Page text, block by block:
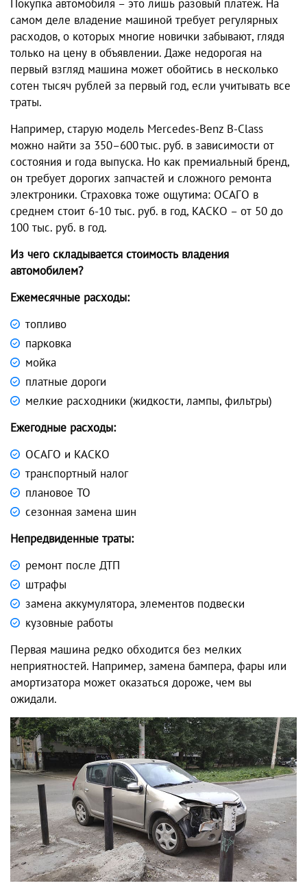
Покупка автомобиля – это лишь разовый платеж. На
самом деле владение машиной требует регулярных
расходов, о которых многие новички забывают, глядя
только на цену в объявлении. Даже недорогая на
первый взгляд машина может обойтись в несколько
сотен тысяч рублей за первый год, если учитывать все
траты.
Например, старую модель Mercedes-Benz B-Class
можно найти за 350–600 тыс. руб. в зависимости от
состояния и года выпуска. Но как премиальный бренд,
он требует дорогих запчастей и сложного ремонта
электроники. Страховка тоже ощутима: ОСАГО в
среднем стоит 6-10 тыс. руб. в год, КАСКО – от 50 до
100 тыс. руб. в год.
Из чего складывается стоимость владения
автомобилем?
Ежемесячные расходы:
топливо
парковка
мойка
платные дороги
мелкие расходники (жидкости, лампы, фильтры)
Ежегодные расходы:
ОСАГО и КАСКО
транспортный налог
плановое ТО
сезонная замена шин
Непредвиденные траты:
ремонт после ДТП
штрафы
замена аккумулятора, элементов подвески
кузовные работы
Первая машина редко обходится без мелких
неприятностей. Например, замена бампера, фары или
амортизатора может оказаться дороже, чем вы
ожидали.